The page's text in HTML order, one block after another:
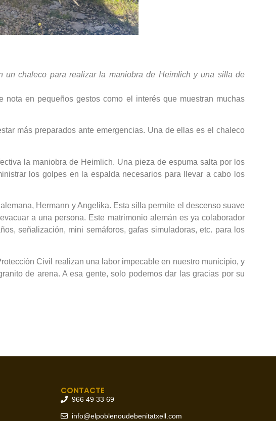
un chaleco para realizar la maniobra de Heimlich y una silla de
en pequeños gestos como el interés que muestran muchas
más preparados ante emergencias. Una de ellas es el chaleco
la maniobra de Heimlich. Una pieza de espuma salta por los
los golpes en la espalda necesarios para llevar a cabo los
Hermann y Angelika. Esta silla permite el descenso suave
a una persona. Este matrimonio alemán es ya colaborador
señalización, mini semáforos, gafas simuladoras, etc. para los
Civil realizan una labor impecable en nuestro municipio, y
de arena. A esa gente, solo podemos dar las gracias por su
CONTACTE
966 49 33 69
info@elpoblenoudebenitatxell.com